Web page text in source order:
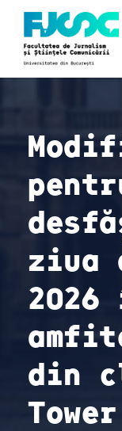
ziua
2026
din
Tower